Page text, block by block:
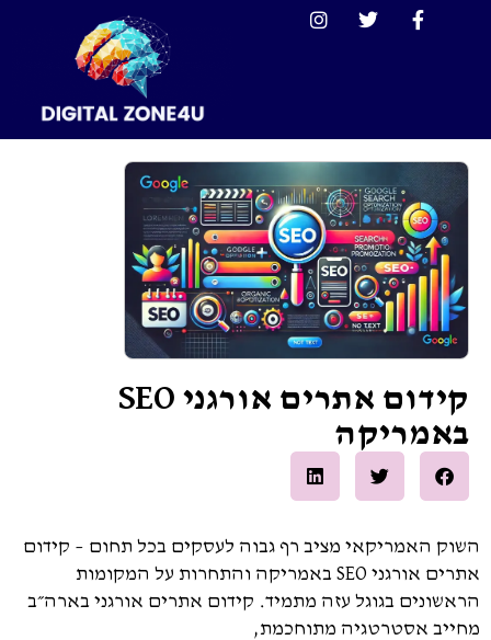
קידום אתרים אורגני SEO
האמריקאי מציב רף גבוה לעסקים בכל תחום – קידום
אתרים אורגני SEO באמריקה והתחרות על המקומות
בגוגל עזה מתמיד. קידום אתרים אורגני בארה״ב
אסטרטגיה מתוחכמת,